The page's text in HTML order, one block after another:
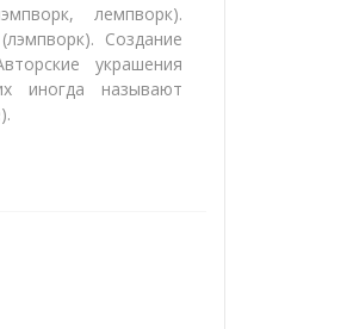
лемпворк).
Создание
украшения
иногда называют